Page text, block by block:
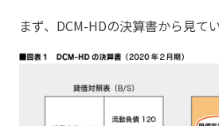
まず、DCM-HDの決算書から見て